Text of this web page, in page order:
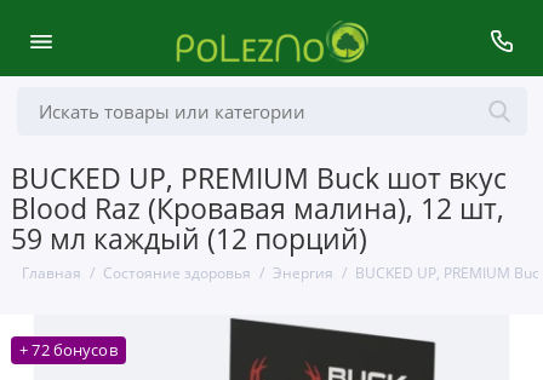
BUCKED UP, PREMIUM Buck шот вкус
Blood Raz (Кровавая малина), 12 шт,
59 мл каждый (12 порций)
Главная Состояние здоровья Энергия BUCKED UP, PREMIUM
+ 72 бонусов